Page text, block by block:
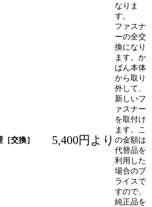
なりま
す。
交換］ 5,400円より
ファスナ
ーの全交
換になり
ます。か
ばん本体
から取り
外して、
新しいフ
ァスナー
を取付け
ます。こ
の金額は
代替品を
利用した
場合のプ
ライスで
すので、
純正品を